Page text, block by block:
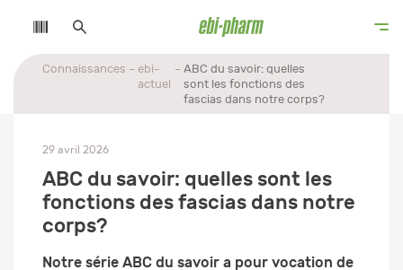
Connaissances
ebi-
actuel
ABC du savoir: quelles
sont les fonctions des
fascias dans notre corps?
29 avril 2026
ABC du savoir: quelles sont les
fonctions des fascias dans notre
corps?
Notre série ABC du savoir a pour vocation de